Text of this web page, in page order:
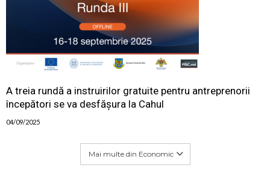
A treia rundă a instruirilor gratuite pentru antreprenorii
începători se va desfășura la Cahul
04/09/2025
Mai multe din Economic